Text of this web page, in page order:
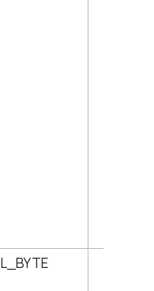
L_BYTE